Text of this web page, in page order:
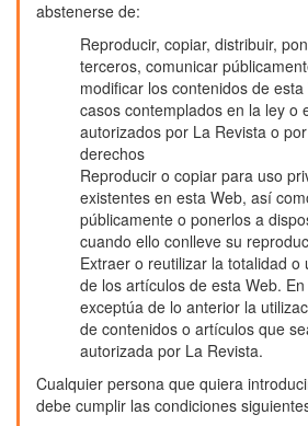
abstenerse de:
Reproducir, copiar, distribuir,
terceros, comunicar
modificar los contenidos de
casos contemplados en la ley o
autorizados por La Revista o
derechos
Reproducir o copiar para uso
existentes en esta Web, así
públicamente o ponerlos a
cuando ello conlleve su
Extraer o reutilizar la totalidad o
de los artículos de esta Web.
exceptúa de lo anterior la
de contenidos o artículos que
autorizada por La Revista.
Cualquier persona que quiera
debe cumplir las condiciones